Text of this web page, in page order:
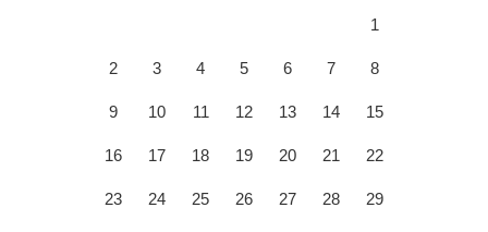
1
2 3 4 5 6 7 8
9 10 11 12 13 14 15
16 17 18 19 20 21 22
23 24 25 26 27 28 29